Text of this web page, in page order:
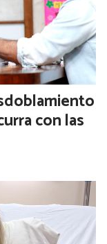
con las